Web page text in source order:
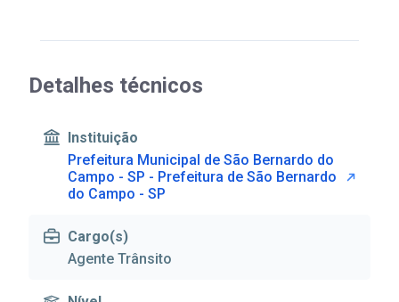
Detalhes técnicos
Instituição
Prefeitura Municipal de São Bernardo do
Campo - SP - Prefeitura de São Bernardo
do Campo - SP
Cargo(s)
Agente Trânsito